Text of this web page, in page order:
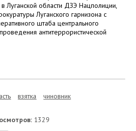
Луганской области ДЗЭ Нацполиции,
Луганского гарнизона с
штаба центрального
антитеррористической
взятка чиновник
1329